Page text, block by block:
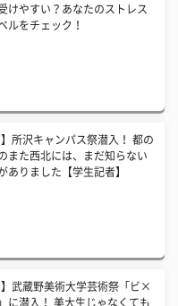
けやすい？あなたのストレス
ルをチェック！
】所沢キャンパス祭潜入！ 都の
また西北には、まだ知らない
ありました【学生記者】
】武蔵野美術大学芸術祭「ビ×
に潜入！ 美大生じゃなくても